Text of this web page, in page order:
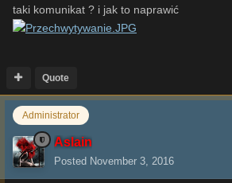
taki komunikat ? i jak to naprawić
Quote
Administrator
Aslain
Posted November 3, 2016